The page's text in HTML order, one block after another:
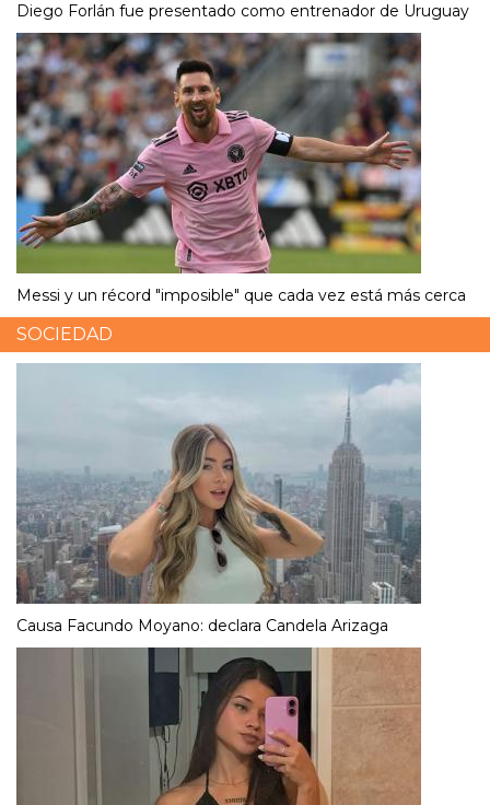
Diego Forlán fue presentado como entrenador de Uruguay
Messi y un récord "imposible" que cada vez está más cerca
SOCIEDAD
Causa Facundo Moyano: declara Candela Arizaga